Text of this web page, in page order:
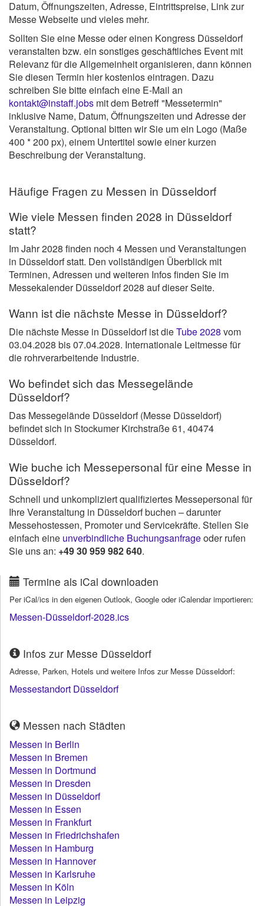
Datum, Öffnungszeiten, Adresse, Eintrittspreise, Link zur
Messe Webseite und vieles mehr.
Sollten Sie eine Messe oder einen Kongress Düsseldorf
veranstalten bzw. ein sonstiges geschäftliches Event mit
Relevanz für die Allgemeinheit organisieren, dann können
Sie diesen Termin hier kostenlos eintragen. Dazu
schreiben Sie bitte einfach eine E-Mail an
kontakt@instaff.jobs mit dem Betreff "Messetermin"
inklusive Name, Datum, Öffnungszeiten und Adresse der
Veranstaltung. Optional bitten wir Sie um ein Logo (Maße
400 * 200 px), einem Untertitel sowie einer kurzen
Beschreibung der Veranstaltung.
Häufige Fragen zu Messen in Düsseldorf
Wie viele Messen finden 2028 in Düsseldorf
statt?
Im Jahr 2028 finden noch 4 Messen und Veranstaltungen
in Düsseldorf statt. Den vollständigen Überblick mit
Terminen, Adressen und weiteren Infos finden Sie im
Messekalender Düsseldorf 2028 auf dieser Seite.
Wann ist die nächste Messe in Düsseldorf?
Die nächste Messe in Düsseldorf ist dieTube 2028 vom
03.04.2028 bis 07.04.2028. Internationale Leitmesse für
die rohrverarbeitende Industrie.
Wo befindet sich das Messegelände
Düsseldorf?
Das Messegelände Düsseldorf (Messe Düsseldorf)
befindet sich in Stockumer Kirchstraße 61, 40474
Düsseldorf.
Wie buche ich Messepersonal für eine Messe in
Düsseldorf?
Schnell und unkompliziert qualifiziertes Messepersonal für
Ihre Veranstaltung in Düsseldorf buchen – darunter
Messehostessen, Promoter und Servicekräfte. Stellen Sie
einfach eine unverbindliche Buchungsanfrageoder rufen
Sie uns an: +49 30 959 982 640.
Termine als iCal downloaden
Per iCal/ics in den eigenen Outlook, Google oder iCalendar importieren:
Messen-Düsseldorf-2028.ics
Infos zur Messe Düsseldorf
Adresse, Parken, Hotels und weitere Infos zur Messe Düsseldorf:
Messestandort Düsseldorf
Messen nach Städten
Messen in Berlin
Messen in Bremen
Messen in Dortmund
Messen in Dresden
Messen in Düsseldorf
Messen in Essen
Messen in Frankfurt
Messen in Friedrichshafen
Messen in Hamburg
Messen in Hannover
Messen in Karlsruhe
Messen in Köln
Messen in Leipzig